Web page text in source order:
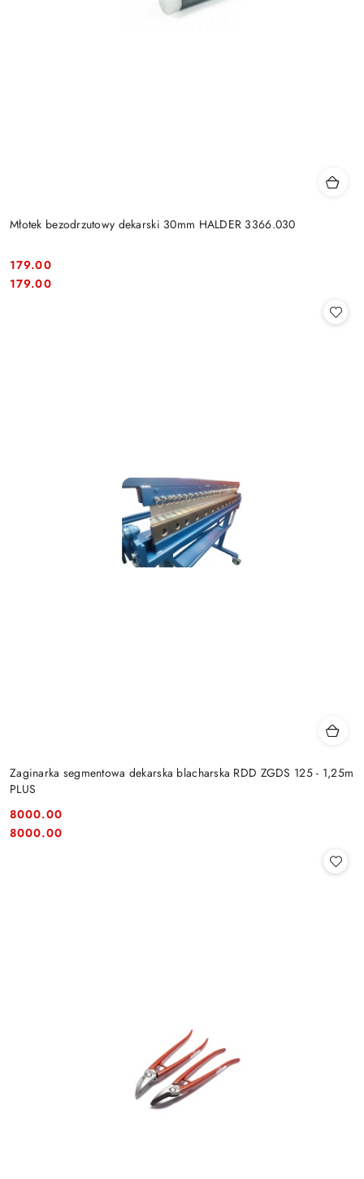
Młotek bezodrzutowy dekarski 30mm HALDER 3366.030
Cena:
179.00
Cena:
179.00
Zaginarka segmentowa dekarska blacharska RDD ZGDS 125 - 1,25m
PLUS
Cena:
8000.00
Cena:
8000.00